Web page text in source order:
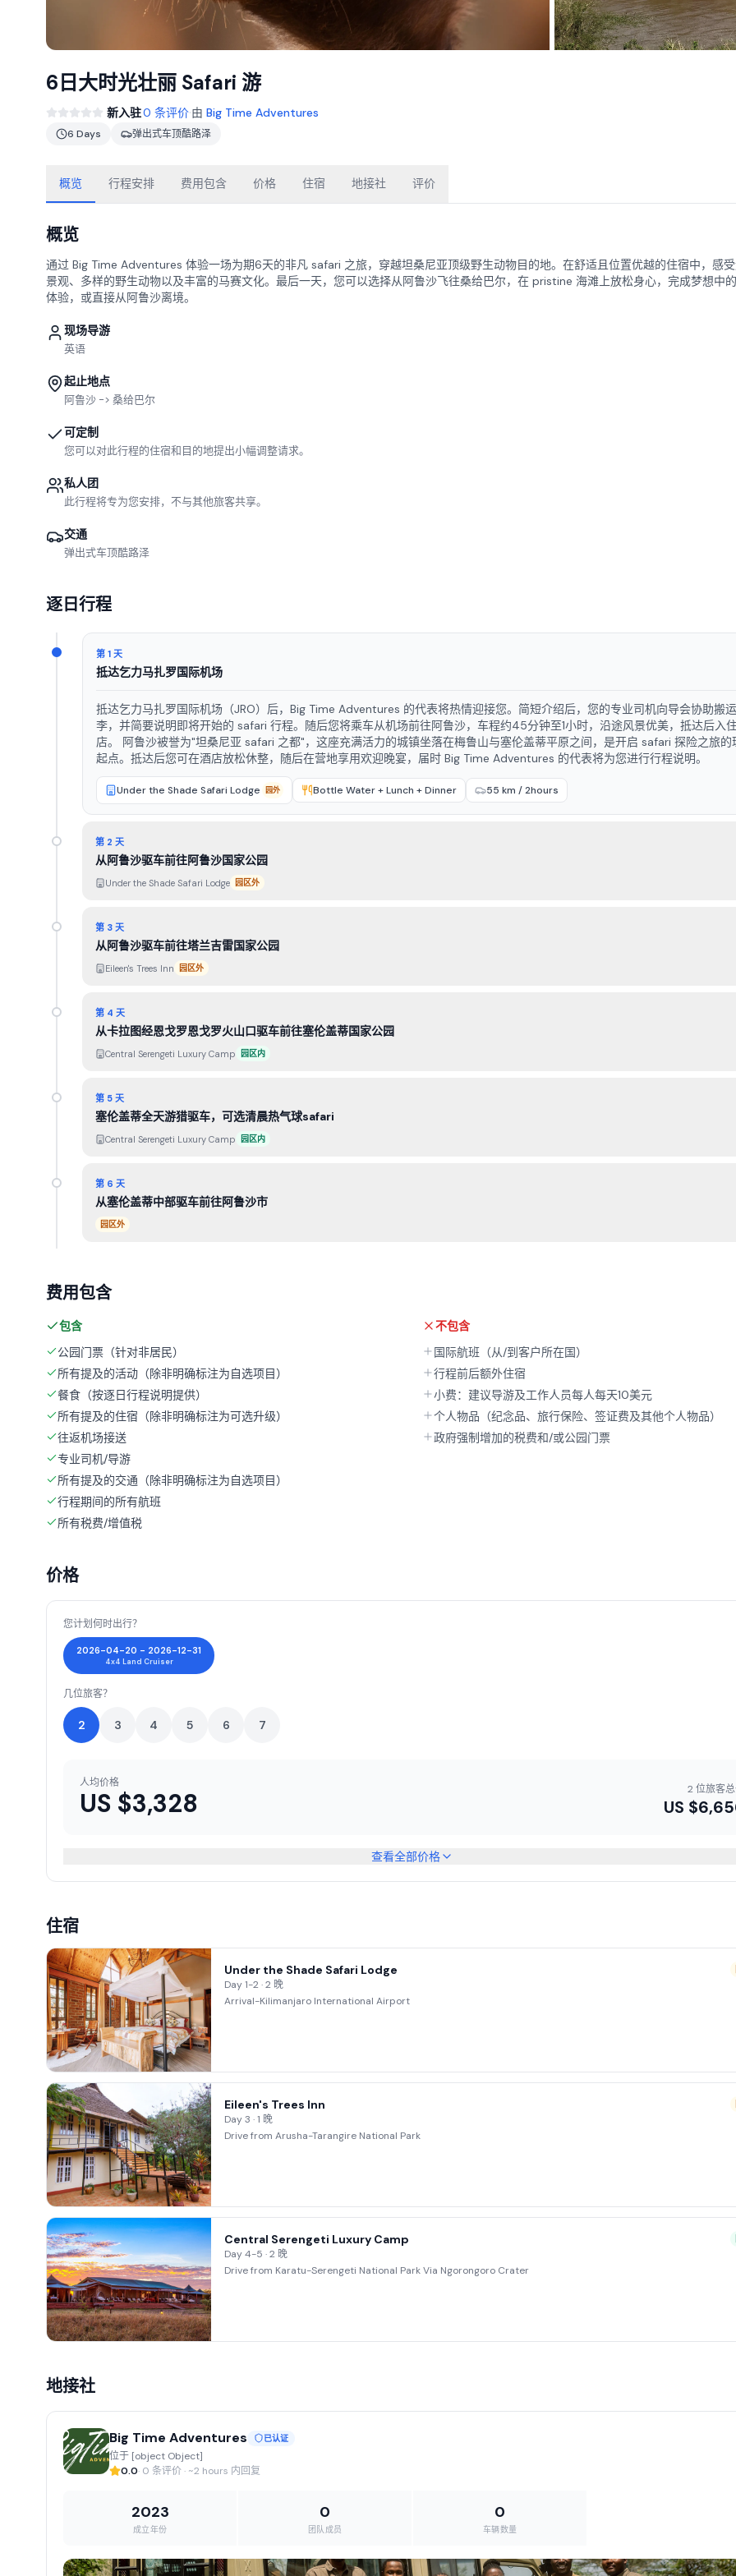
6日大时光壮丽 Safari 游
新入驻0 条评价·由 Big Time Adventures
6 Days 弹出式车顶酷路泽
概览 行程安排 费用包含 价格 住宿 地接社 评价
概览
通过 Big Time Adventures 体验一场为期6天的非凡 safari 之旅，穿越坦桑尼亚顶级野生动物目的地。在舒适且位置优越的住宿中，感
景观、多样的野生动物以及丰富的马赛文化。最后一天，您可以选择从阿鲁沙飞往桑给巴尔，在 pristine 海滩上放松身心，完成梦想中
体验，或直接从阿鲁沙离境。
现场导游
英语
起止地点
阿鲁沙 -> 桑给巴尔
可定制
您可以对此行程的住宿和目的地提出小幅调整请求。
私人团
此行程将专为您安排，不与其他旅客共享。
交通
弹出式车顶酷路泽
逐日行程
第 1 天
抵达乞力马扎罗国际机场
抵达乞力马扎罗国际机场（JRO）后，Big Time Adventures 的代表将热情迎接您。简短介绍后，您的专业司机向导会协助搬
李，并简要说明即将开始的 safari 行程。随后您将乘车从机场前往阿鲁沙，车程约45分钟至1小时，沿途风景优美，抵达后入
店。 阿鲁沙被誉为"坦桑尼亚 safari 之都"，这座充满活力的城镇坐落在梅鲁山与塞伦盖蒂平原之间，是开启 safari 探险之旅的理想
起点。抵达后您可在酒店放松休整，随后在营地享用欢迎晚宴，届时 Big Time Adventures 的代表将为您进行行程说明。
Under the Shade Safari Lodge 园外 Bottle Water + Lunch + Dinner 55 km / 2hours
第 2 天
从阿鲁沙驱车前往阿鲁沙国家公园
Under the Shade Safari Lodge 园区外
第 3 天
从阿鲁沙驱车前往塔兰吉雷国家公园
Eileen's Trees Inn 园区外
第 4 天
从卡拉图经恩戈罗恩戈罗火山口驱车前往塞伦盖蒂国家公园
Central Serengeti Luxury Camp 园区内
第 5 天
塞伦盖蒂全天游猎驱车，可选清晨热气球safari
Central Serengeti Luxury Camp 园区内
第 6 天
从塞伦盖蒂中部驱车前往阿鲁沙市
园区外
费用包含
包含
公园门票（针对非居民）
所有提及的活动（除非明确标注为自选项目）
餐食（按逐日行程说明提供）
所有提及的住宿（除非明确标注为可选升级）
往返机场接送
专业司机/导游
所有提及的交通（除非明确标注为自选项目）
行程期间的所有航班
所有税费/增值税
不包含
国际航班（从/到客户所在国）
行程前后额外住宿
小费：建议导游及工作人员每人每天10美元
个人物品（纪念品、旅行保险、签证费及其他个人物品）
政府强制增加的税费和/或公园门票
价格
您计划何时出行？
2026-04-20 - 2026-12-31
4x4 Land Cruiser
几位旅客？
2 3 4 5 6 7
人均价格
US $3,328 2 位旅客
US $
查看全部价格
住宿
Under the Shade Safari Lodge
Day 1-2 · 2 晚
Arrival-Kilimanjaro International Airport
Eileen's Trees Inn
Day 3 · 1 晚
Drive from Arusha-Tarangire National Park
Central Serengeti Luxury Camp
Day 4-5 · 2 晚
Drive from Karatu-Serengeti National Park Via Ngorongoro Crater
地接社
Big Time Adventures 已认证
位于 [object Object]
0.0· 0 条评价 · ~2 hours 内回复
2023
成立年份
0
团队成员
0
车辆数量